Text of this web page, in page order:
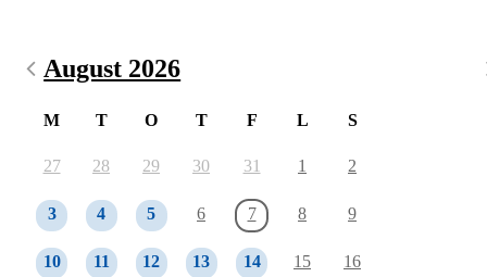
August 2026
M T O T F L S
27 28 29 30 31 1 2
3 4 5 6 7 8 9
10 11 12 13 14 15 16